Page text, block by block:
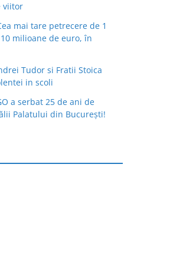
viitor
mai tare petrecere de 1
milioane de euro, în
Tudor si Fratii Stoica
in scoli
a serbat 25 de ani de
Palatului din București!